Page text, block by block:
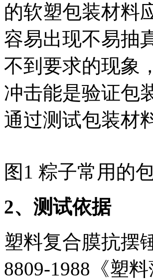
的软塑包装材料
容易出现不易抽
不到要求的现象
冲击能是验证包
通过测试包装材
图1 粽子常用的
2、测试依据
塑料复合膜抗摆
8809-1988《塑